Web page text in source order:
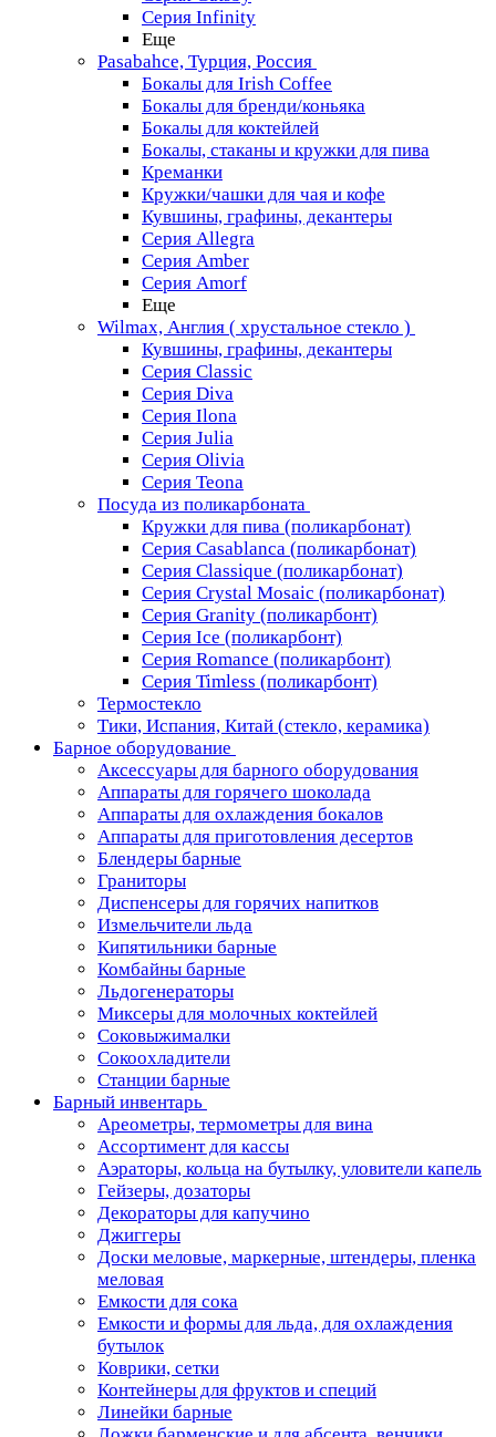
Серия Infinity
Еще
Pasabahce, Турция, Россия
Бокалы для Irish Coffee
Бокалы для бренди/коньяка
Бокалы для коктейлей
Бокалы, стаканы и кружки для пива
Креманки
Кружки/чашки для чая и кофе
Кувшины, графины, декантеры
Серия Allegra
Серия Amber
Серия Amorf
Еще
Wilmax, Англия ( хрустальное стекло )
Кувшины, графины, декантеры
Серия Classic
Серия Diva
Серия Ilona
Серия Julia
Серия Olivia
Серия Teona
Посуда из поликарбоната
Кружки для пива (поликарбонат)
Серия Casablanсa (поликарбонат)
Серия Classique (поликарбонат)
Серия Crystal Mosaic (поликарбонат)
Серия Granity (поликарбонт)
Серия Ice (поликарбонт)
Серия Romance (поликарбонт)
Серия Timless (поликарбонт)
Термостекло
Тики, Испания, Китай (стекло, керамика)
Барное оборудование
Аксессуары для барного оборудования
Аппараты для горячего шоколада
Аппараты для охлаждения бокалов
Аппараты для приготовления десертов
Блендеры барные
Граниторы
Диспенсеры для горячих напитков
Измельчители льда
Кипятильники барные
Комбайны барные
Льдогенераторы
Миксеры для молочных коктейлей
Соковыжималки
Сокоохладители
Станции барные
Барный инвентарь
Ареометры, термометры для вина
Ассортимент для кассы
Аэраторы, кольца на бутылку, уловители капель
Гейзеры, дозаторы
Декораторы для капучино
Джиггеры
Доски меловые, маркерные, штендеры, пленка
меловая
Емкости для сока
Емкости и формы для льда, для охлаждения
бутылок
Коврики, сетки
Контейнеры для фруктов и специй
Линейки барные